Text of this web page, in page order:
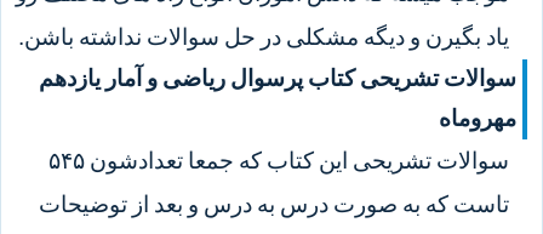
یاد بگیرن و دیگه مشکلی در حل سوالات نداشته باشن.
سوالات تشریحی کتاب پرسوال ریاضی و آمار یازدهم
مهروماه
سوالات تشریحی این کتاب که جمعا تعدادشون ۵۴۵
تاست که به صورت درس به درس و بعد از توضیحات